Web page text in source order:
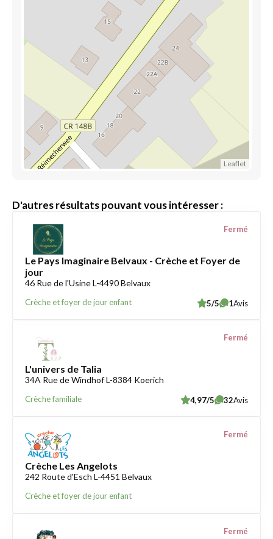
Leaflet
D'autres résultats pouvant vous intéresser :
Le Pays Imaginaire Belvaux - Crèche et Foyer de
jour
46 Rue de l'Usine L-4490 Belvaux
Crèche et foyer de jour enfant
Fermé
5/5 1Avis
L'univers de Talia
34A Rue de Windhof L-8384 Koerich
Crèche familiale
Fermé
4,97/5 32Avis
Crèche Les Angelots
242 Route d'Esch L-4451 Belvaux
Crèche et foyer de jour enfant
Fermé
Fermé